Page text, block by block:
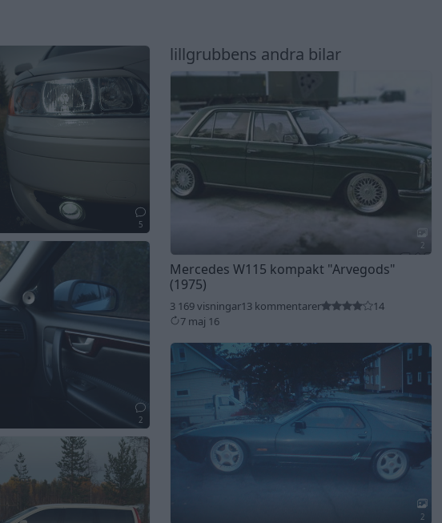
5
2
lillgrubbens andra bilar
2
Mercedes W115 kompakt "Arvegods"
(1975)
3 169 visningar13 kommentarer
14
7 maj 16
2